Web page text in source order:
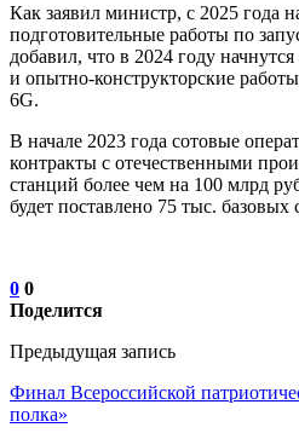
Как заявил министр, с 2025 года
подготовительные работы по
добавил, что в 2024 году
и опытно-конструкторские
6G.
В начале 2023 года сотовые
контракты с отечественными
станций более чем на 100 млрд
будет поставлено 75 тыс. базовых
0 0
Поделится
Предыдущая запись
Финал Всероссийской
полка»